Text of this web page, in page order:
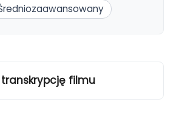
transkrypcję filmu